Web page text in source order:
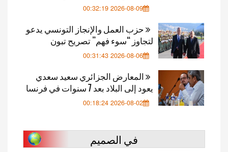
2026-08-09 00:32:19
حزب العمل والإنجاز التونسي يدعو
لتجاوز “سوء فهم” تصريح تبون
2026-08-06 00:31:43
المعارض الجزائري سعيد سعدي
يعود إلى البلاد بعد 7 سنوات في فرنسا
2026-08-02 00:18:24
في الصميم